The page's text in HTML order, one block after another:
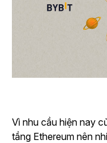
Vì nhu cầu hiện nay
tầng Ethereum nên